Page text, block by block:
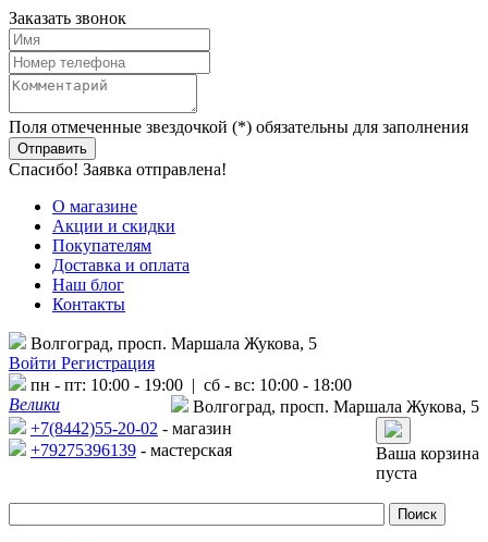
Заказать звонок
Поля отмеченные звездочкой (*) обязательны для заполнения
Спасибо! Заявка отправлена!
О магазине
Акции и скидки
Покупателям
Доставка и оплата
Наш блог
Контакты
Волгоград, просп. Маршала Жукова, 5
Войти Регистрация
пн - пт: 10:00 - 19:00 | сб - вс: 10:00 - 18:00
Велики
Волгоград, просп. Маршала Жукова, 5
+7(8442)55-20-02 - магазин
+79275396139 - мастерская
Ваша корзина
пуста